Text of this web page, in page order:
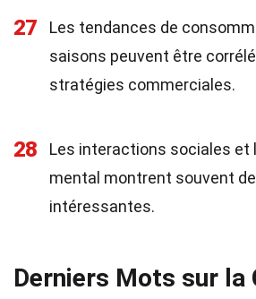
27
Les tendances de
saisons peuvent être
stratégies commerciales.
28
Les interactions sociales et
mental montrent souvent
intéressantes.
Derniers Mots sur la